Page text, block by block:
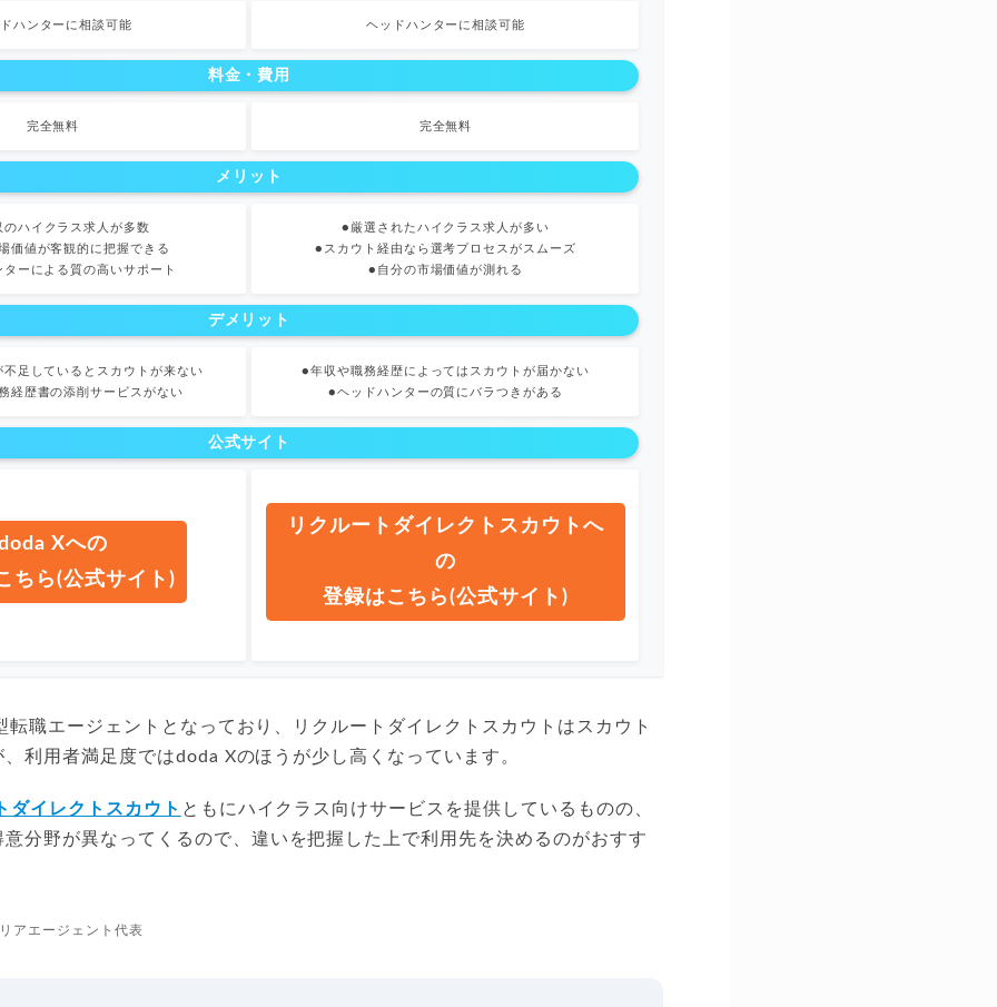
ハンターに相談可能 ヘッドハンターに相談可能
料金・費用
完全無料 完全無料
メリット
のハイクラス求人が多数
価値が客観的に把握できる
ーによる質の高いサポート
●厳選されたハイクラス求人が多い
●スカウト経由なら選考プロセスがスムーズ
●自分の市場価値が測れる
デメリット
足しているとスカウトが来ない
経歴書の添削サービスがない
●年収や職務経歴によってはスカウトが届かない
●ヘッドハンターの質にバラつきがある
公式サイト
Xへの
ちら(公式サイト)
リクルートダイレクトスカウトへ
の
登録はこちら(公式サイト)
転職エージェントとなっており、リクルートダイレクトスカウトはスカウト
利用者満足度ではdoda Xのほうが少し高くなっています。
ダイレクトスカウト ともにハイクラス向けサービスを提供しているものの、
分野が異なってくるので、違いを把握した上で利用先を決めるのがおすす
アエージェント代表